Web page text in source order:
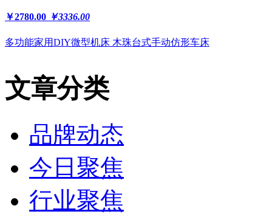
￥2780.00 ￥3336.00
多功能家用DIY微型机床 木珠台式手动仿形车床
文章分类
品牌动态
今日聚焦
行业聚焦